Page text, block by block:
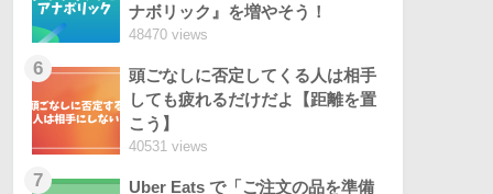
ナボリック』を増やそう！
48470 views
6
頭ごなしに否定してくる人は相手
しても疲れるだけだよ【距離を置
こう】
40531 views
7
Uber Eats で「ご注文の品を準備